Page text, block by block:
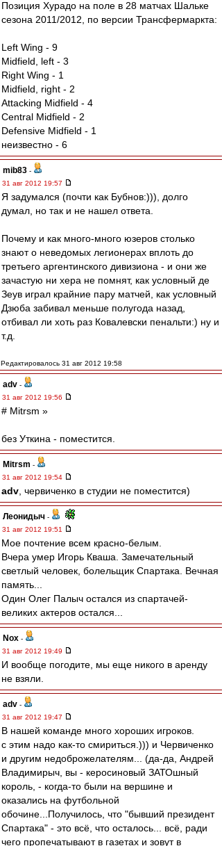
Позиция Хурадо на поле в 28 матчах Шальке
сезона 2011/2012, по версии Трансфермаркта:
Left Wing - 9
Midfield, left - 3
Right Wing - 1
Midfield, right - 2
Attacking Midfield - 4
Central Midfield - 2
Defensive Midfield - 1
неизвестно - 6
mib83 -
31 авг 2012 19:57
Я задумался (почти как Бубнов:))), долго
думал, но так и не нашел ответа.
Почему и как много-много юзеров столько
знают о неведомых легионерах вплоть до
третьего аргентинского дивизиона - и они же
зачастую ни хера не помнят, как условный де
Зеув играл крайние пару матчей, как условный
Дзюба забивал меньше полугода назад,
отбивал ли хоть раз Ковалевски пенальти:) ну и
т.д.
Редактировалось 31 авг 2012 19:58
adv -
31 авг 2012 19:56
# Mitrsm »
без Уткина - поместится.
Mitrsm -
31 авг 2012 19:54
adv , червиченко в студии не поместится)
Леонидыч -
31 авг 2012 19:51
Мое почтение всем красно-белым.
Вчера умер Игорь Кваша. Замечательный
светлый человек, болельщик Спартака. Вечная
память...
Один Олег Палыч остался из спартачей-
великих актеров остался...
Nox -
31 авг 2012 19:49
И вообще погодите, мы еще никого в аренду
не взяли.
adv -
31 авг 2012 19:47
В нашей команде много хороших игроков.
с этим надо как-то смириться.))) и Червиченко
и другим недоброжелателям... (да-да, Андрей
Владимирыч, вы - керосиновый ЗАТОшный
король, - когда-то были на вершине и
оказались на футбольной
обочине...Получилось, что "бывший президент
Спартака" - это всё, что осталось... всё, ради
чего пропечатывают в газетах и зовут в